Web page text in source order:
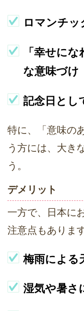
ロマンチッ
「幸せに
な意味づけ
記念日とし
特に、「意味の
う方には、大き
う。
デメリット
一方で、日本に
注意点もあります
梅雨による
湿気や暑さ